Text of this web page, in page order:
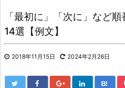
「最初に」「次に」など
14選【例文】
2018年11月15日 2024年2月26日
B!